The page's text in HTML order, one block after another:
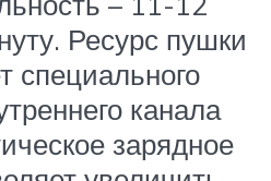
Ресурс пушки
специального
канала
зарядное